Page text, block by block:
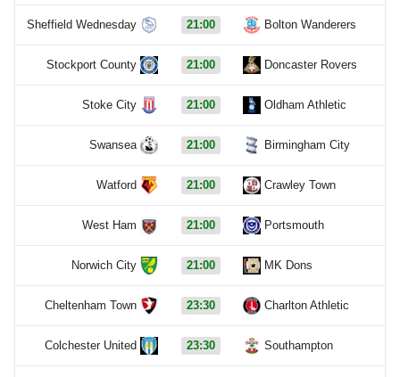
Sheffield Wednesday 21:00 Bolton Wanderers
Stockport County 21:00 Doncaster Rovers
Stoke City 21:00 Oldham Athletic
Swansea 21:00 Birmingham City
Watford 21:00 Crawley Town
West Ham 21:00 Portsmouth
Norwich City 21:00 MK Dons
Cheltenham Town 23:30 Charlton Athletic
Colchester United 23:30 Southampton